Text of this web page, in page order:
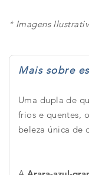
* Imagens
Mais sobre
Uma dupla de
frios e quentes,
beleza única de